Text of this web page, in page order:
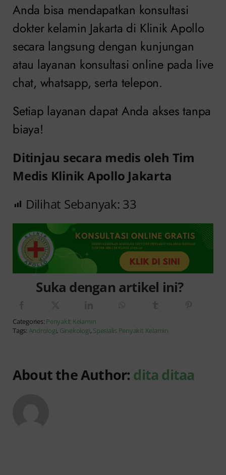
Anda bisa mendapatkan konsultasi
dokter kelamin Jakarta di Klinik Apollo
secara langsung dengan kunjungan
atau layanan konsultasi online pada live
chat, whatsapp, serta telepon.
Setiap layanan dapat Anda akses tanpa
biaya!
Ditinjau secara medis oleh Tim
Medis Klinik Apollo Jakarta
Dilihat Sebanyak: 33
Suka dengan artikel ini?
Categories: Penyakit Kelamin
Tags: Andrologi, Ginekologi, Spesialis Penyakit Kelamin
About the Author: dita ditaa